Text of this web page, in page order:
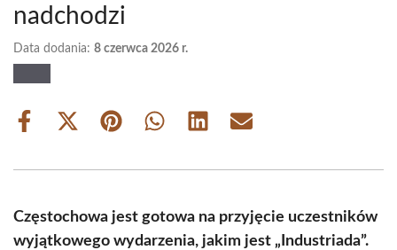
nadchodzi
Data dodania: 8 czerwca 2026 r.
Share
Share
(Twitter)
Share Share Share Share
Częstochowa jest gotowa na przyjęcie uczestników
wyjątkowego wydarzenia, jakim jest „Industriada”.